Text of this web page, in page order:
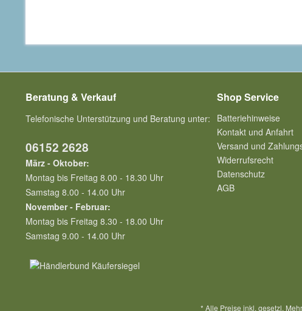
Beratung & Verkauf
Telefonische Unterstützung und Beratung unter:
06152 2628
März - Oktober:
Montag bis Freitag 8.00 - 18.30 Uhr
Samstag 8.00 - 14.00 Uhr
November - Februar:
Montag bis Freitag 8.30 - 18.00 Uhr
Samstag 9.00 - 14.00 Uhr
Shop Service
Batteriehinweise
Kontakt und Anfahrt
Versand und
Widerrufsrecht
Datenschutz
AGB
* Alle Preise inkl. gesetzl.